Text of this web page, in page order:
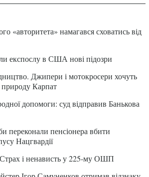
«авторитета» намагався сховатись від
експослу в США нові підозри
Джипери і мотокросери хочуть
Карпат
допомоги: суд відправив Банькова
переконали пенсіонера вбити
Нацгвардії
і ненависть у 225-му ОШП